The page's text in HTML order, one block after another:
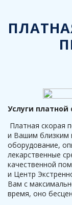
Услуги платной
Платная скорая
и Вашим близким
оборудование,
лекарственные
качественной
и Центр
Вам с
время, оно